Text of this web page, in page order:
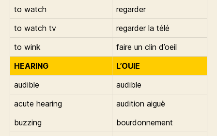
to watch
regarder
to watch tv
regarder la télé
to wink
faire un clin d’oeil
HEARING
L’OUIE
audible
audible
acute hearing
audition aiguë
buzzing
bourdonnement